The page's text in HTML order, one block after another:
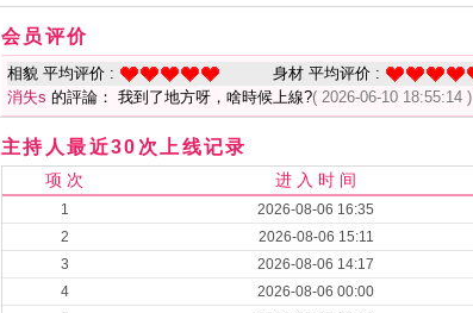
会员评价
相貌 平均评价 : 身材 平均评价 :
消失s 的評論： 我到了地方呀，啥時候上線?( 2026-06-10 18:55:14 )
主持人最近30次上线记录
项 次 进 入 时 间
1 2026-08-06 16:35
2
2026-08-06 15:11
3
2026-08-06 14:17
4
2026-08-06 00:00